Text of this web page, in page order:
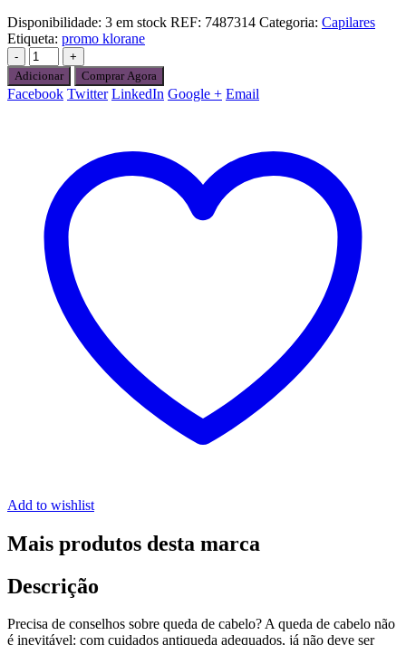
Disponibilidade: 3 em stock REF: 7487314 Categoria: Capilares
Etiqueta: promo klorane
-
+
Adicionar
Comprar Agora
Facebook Twitter LinkedIn Google + Email
Add to wishlist
Mais produtos desta marca
Descrição
Precisa de conselhos sobre queda de cabelo? A queda de cabelo não
é inevitável: com cuidados antiqueda adequados, já não deve ser